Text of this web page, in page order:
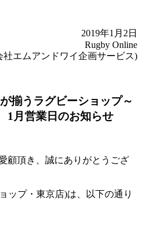
2019年1月2日
Rugby Online
社エムアンドワイ企画サービス)
揃うラグビーショップ～
月営業日のお知らせ
顧頂き、誠にありがとうござ
ップ・東京店)は、以下の通り